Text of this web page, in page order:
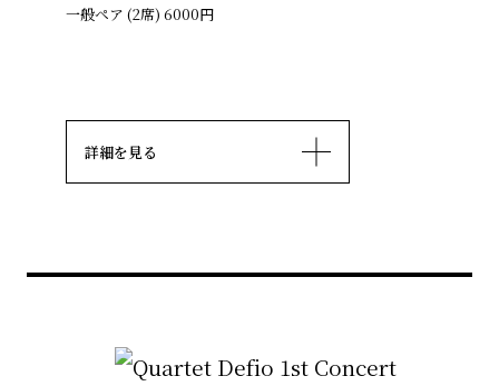
一般ペア (2席) 6000円
詳細を見る